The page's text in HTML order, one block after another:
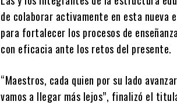
de colaborar activamente en esta nueva
para fortalecer los procesos de
con eficacia ante los retos del presente.
“Maestros, cada quien por su lado
vamos a llegar más lejos”, finalizó el